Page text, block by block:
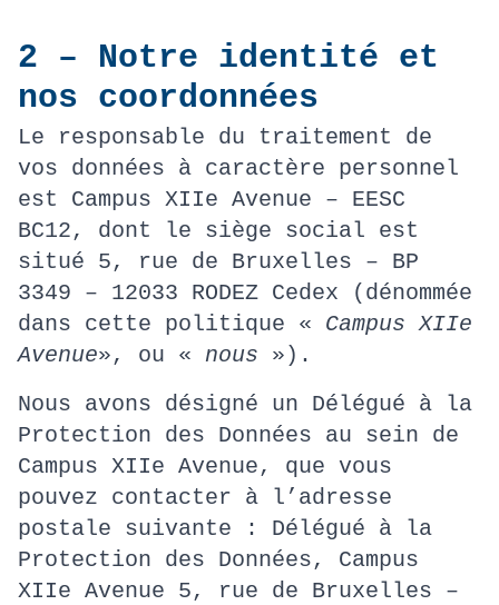
2 – Notre identité et
nos coordonnées
Le responsable du traitement de
vos données à caractère personnel
est Campus XIIe Avenue – EESC
BC12, dont le siège social est
situé 5, rue de Bruxelles – BP
3349 – 12033 RODEZ Cedex (dénommée
dans cette politique « Campus XIIe
Avenue», ou « nous »).
Nous avons désigné un Délégué à la
Protection des Données au sein de
Campus XIIe Avenue, que vous
pouvez contacter à l’adresse
postale suivante : Délégué à la
Protection des Données, Campus
XIIe Avenue 5, rue de Bruxelles –